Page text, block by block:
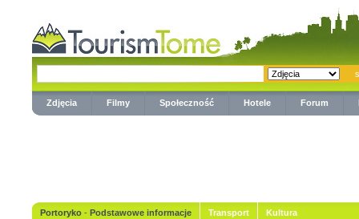
Zdjęcia Filmy Społeczność Hotele Forum
Portoryko - Podstawowe informacje Transport Kultura